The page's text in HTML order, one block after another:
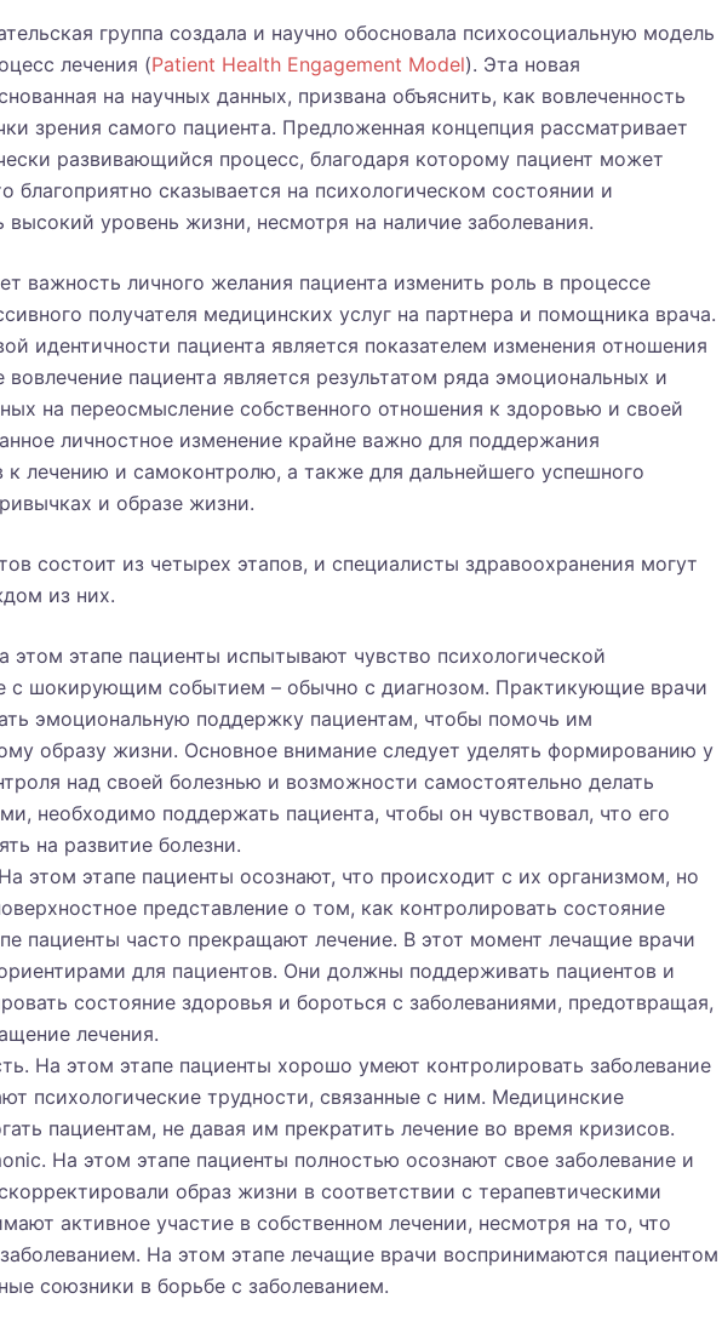
группа создала и научно обосновала психосоциальную модель
лечения (Patient Health Engagement Model). Эта новая
на научных данных, призвана объяснить, как вовлеченность
зрения самого пациента. Предложенная концепция рассматривает
развивающийся процесс, благодаря которому пациент может
благоприятно сказывается на психологическом состоянии и
уровень жизни, несмотря на наличие заболевания.
важность личного желания пациента изменить роль в процессе
получателя медицинских услуг на партнера и помощника врача.
идентичности пациента является показателем изменения отношения
пациента является результатом ряда эмоциональных и
на переосмысление собственного отношения к здоровью и своей
личностное изменение крайне важно для поддержания
к лечению и самоконтролю, а также для дальнейшего успешного
и образе жизни.
состоит из четырех этапов, и специалисты здравоохранения могут
из них.
этом этапе пациенты испытывают чувство психологической
с шокирующим событием – обычно с диагнозом. Практикующие врачи
эмоциональную поддержку пациентам, чтобы помочь им
образу жизни. Основное внимание следует уделять формированию у
над своей болезнью и возможности самостоятельно делать
необходимо поддержать пациента, чтобы он чувствовал, что его
на развитие болезни.
этом этапе пациенты осознают, что происходит с их организмом, но
представление о том, как контролировать состояние
пациенты часто прекращают лечение. В этот момент лечащие врачи
для пациентов. Они должны поддерживать пациентов и
состояние здоровья и бороться с заболеваниями, предотвращая,
лечения.
На этом этапе пациенты хорошо умеют контролировать заболевание
психологические трудности, связанные с ним. Медицинские
пациентам, не давая им прекратить лечение во время кризисов.
На этом этапе пациенты полностью осознают свое заболевание и
образ жизни в соответствии с терапевтическими
активное участие в собственном лечении, несмотря на то, что
На этом этапе лечащие врачи воспринимаются пациентом
союзники в борьбе с заболеванием.